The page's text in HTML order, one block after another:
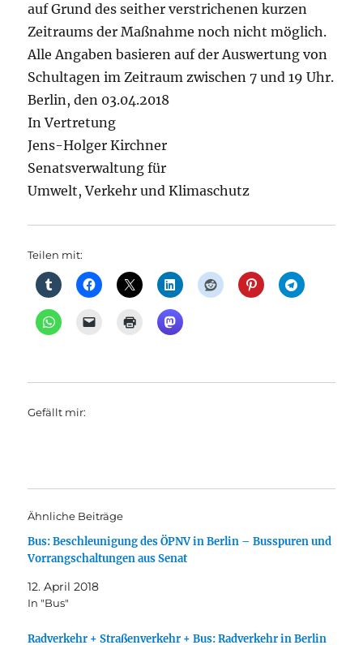
auf Grund des seither verstrichenen kurzen
Zeitraums der Maßnahme noch nicht möglich.
Alle Angaben basieren auf der Auswertung von
Schultagen im Zeitraum zwischen 7 und 19 Uhr.
Berlin, den 03.04.2018
In Vertretung
Jens-Holger Kirchner
Senatsverwaltung für
Umwelt, Verkehr und Klimaschutz
Teilen mit:
Gefällt mir:
Ähnliche Beiträge
Bus: Beschleunigung des ÖPNV in Berlin – Busspuren und
Vorrangschaltungen aus Senat
12. April 2018
In "Bus"
Radverkehr + Straßenverkehr + Bus: Radverkehr in Berlin